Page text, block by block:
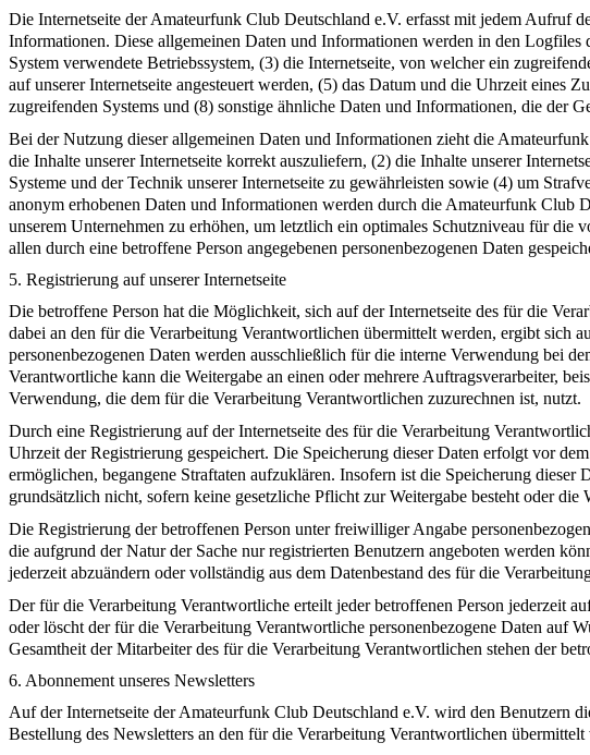
Die Internetseite der Amateurfunk Club Deutschland e.V. erfasst mit jedem Aufruf
Informationen. Diese allgemeinen Daten und Informationen werden in den
System verwendete Betriebssystem, (3) die Internetseite, von welcher ein
auf unserer Internetseite angesteuert werden, (5) das Datum und die Uhrzeit eines
zugreifenden Systems und (8) sonstige ähnliche Daten und Informationen, die der
Bei der Nutzung dieser allgemeinen Daten und Informationen zieht die
die Inhalte unserer Internetseite korrekt auszuliefern, (2) die Inhalte unserer
Systeme und der Technik unserer Internetseite zu gewährleisten sowie (4) um
anonym erhobenen Daten und Informationen werden durch die Amateurfunk Club
unserem Unternehmen zu erhöhen, um letztlich ein optimales Schutzniveau für die
allen durch eine betroffene Person angegebenen personenbezogenen Daten
5. Registrierung auf unserer Internetseite
Die betroffene Person hat die Möglichkeit, sich auf der Internetseite des für die
dabei an den für die Verarbeitung Verantwortlichen übermittelt werden, ergibt sich
personenbezogenen Daten werden ausschließlich für die interne Verwendung bei
Verantwortliche kann die Weitergabe an einen oder mehrere Auftragsverarbeiter,
Verwendung, die dem für die Verarbeitung Verantwortlichen zuzurechnen ist, nutzt.
Durch eine Registrierung auf der Internetseite des für die Verarbeitung
Uhrzeit der Registrierung gespeichert. Die Speicherung dieser Daten erfolgt vor
ermöglichen, begangene Straftaten aufzuklären. Insofern ist die Speicherung
grundsätzlich nicht, sofern keine gesetzliche Pflicht zur Weitergabe besteht oder die
Die Registrierung der betroffenen Person unter freiwilliger Angabe
die aufgrund der Natur der Sache nur registrierten Benutzern angeboten werden
jederzeit abzuändern oder vollständig aus dem Datenbestand des für die
Der für die Verarbeitung Verantwortliche erteilt jeder betroffenen Person jederzeit
oder löscht der für die Verarbeitung Verantwortliche personenbezogene Daten auf
Gesamtheit der Mitarbeiter des für die Verarbeitung Verantwortlichen stehen der
6. Abonnement unseres Newsletters
Auf der Internetseite der Amateurfunk Club Deutschland e.V. wird den Benutzern
Bestellung des Newsletters an den für die Verarbeitung Verantwortlichen